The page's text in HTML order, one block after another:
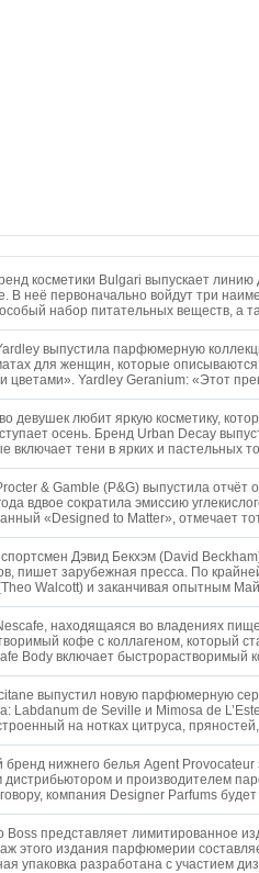
косметики Bulgari выпускает
В неё первоначально войдут три
набор питательных веществ, а
выпустила парфюмерную
для женщин, которые
цветами». Yardley Geranium: «Этот
девушек любит яркую косметику,
осень. Бренд Urban Decay
включает тени в ярких и пастельных
& Gamble (P&G) выпустила отчёт
вдвое сократила эмиссию
«Designed to Matter», отмечает
Дэвид Бекхэм (David
пишет зарубежная пресса. По
Walcott) и заканчивая опытным
находящаяся во владениях
кофе с коллагеном, который
Body включает быстрорастворимый
выпустил новую парфюмерную
Labdanum de Seville и Mimosa de
на нотках цитруса,
бренд нижнего белья Agent
дистрибьютором и производителем
компания Designer Parfums
Boss представляет лимитированное
этого издания парфюмерии
упаковка разработана с участием